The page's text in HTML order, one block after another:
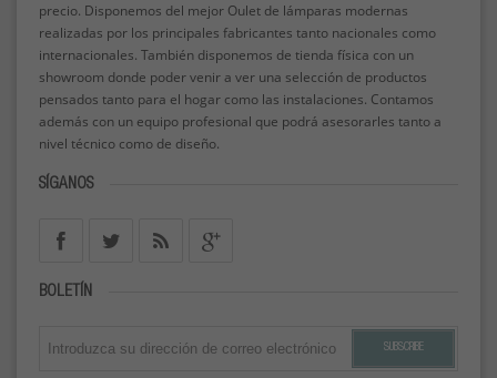
precio. Disponemos del mejor Oulet de lámparas modernas
realizadas por los principales fabricantes tanto nacionales como
internacionales. También disponemos de tienda física con un
showroom donde poder venir a ver una selección de productos
pensados tanto para el hogar como las instalaciones. Contamos
además con un equipo profesional que podrá asesorarles tanto a
nivel técnico como de diseño.
SÍGANOS
BOLETÍN
SUBSCRIBE